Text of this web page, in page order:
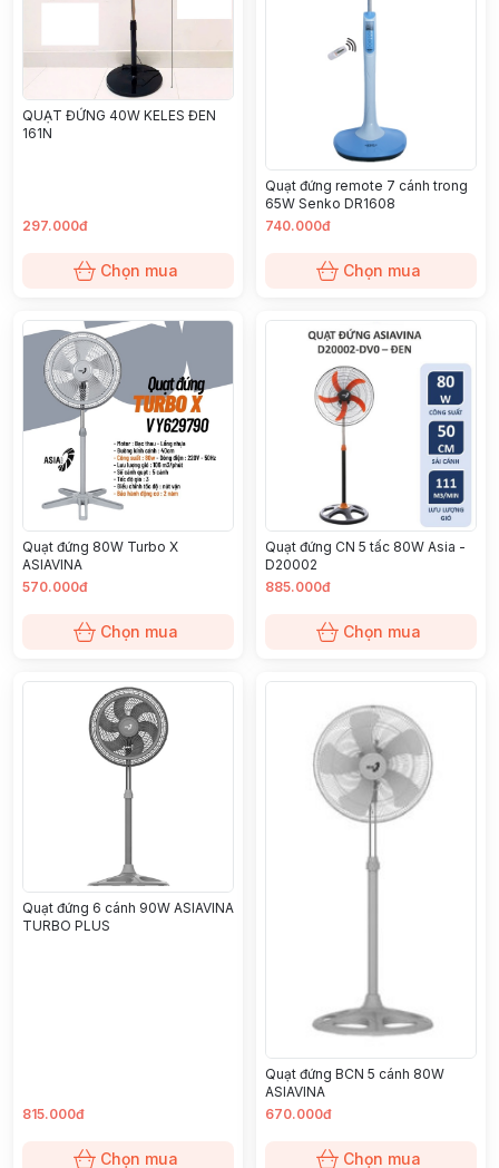
QUẠT ĐỨNG 40W KELES ĐEN
161N
297.000đ
Chọn mua
Quạt đứng remote 7 cánh trong
65W Senko DR1608
740.000đ
Chọn mua
Quạt đứng 80W Turbo X
ASIAVINA
570.000đ
Chọn mua
Quạt đứng CN 5 tấc 80W Asia -
D20002
885.000đ
Chọn mua
Quạt đứng 6 cánh 90W ASIAVINA
TURBO PLUS
815.000đ
Chọn mua
Quạt đứng BCN 5 cánh 80W
ASIAVINA
670.000đ
Chọn mua